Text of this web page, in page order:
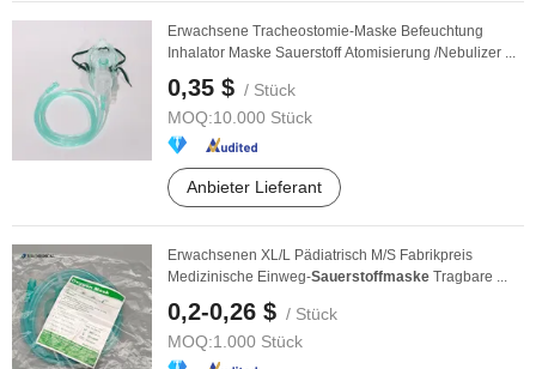
Erwachsene Tracheostomie-Maske Befeuchtung
Inhalator Maske Sauerstoff Atomisierung /Nebulizer ...
0,35 $ / Stück
MOQ:10.000 Stück
Anbieter Lieferant
Erwachsenen XL/L Pädiatrisch M/S Fabrikpreis
Medizinische Einweg-Sauerstoffmaske Tragbare ...
0,2-0,26 $ / Stück
MOQ:1.000 Stück